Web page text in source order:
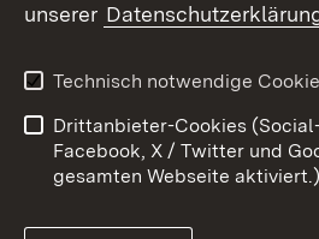
Kontakt
Impressum
unserer
Technisch notwendige
Drittanbieter-Cookies
Facebook, X / Twitter und
gesamten Webseite aktiviert.)